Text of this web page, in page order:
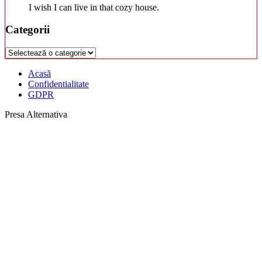
I wish I can live in that cozy house.
Categorii
Categorii
Acasă
Confidentialitate
GDPR
Presa Alternativa